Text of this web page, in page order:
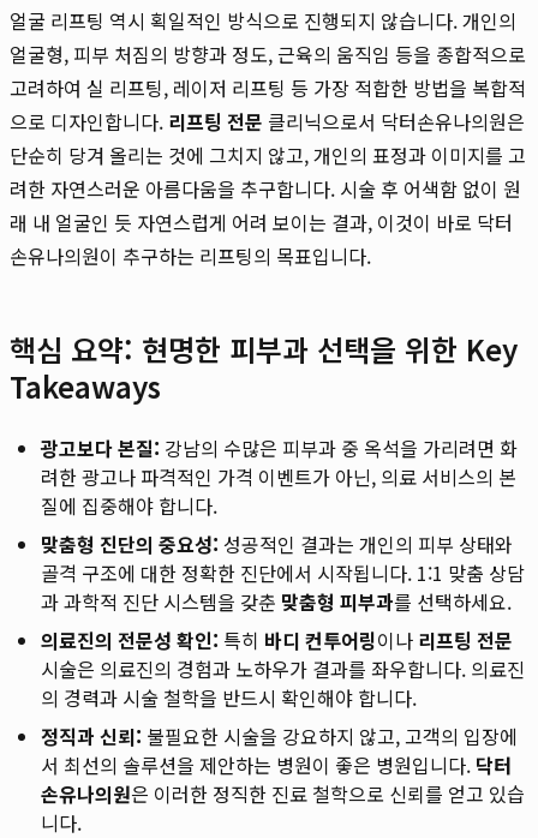
얼굴 리프팅 역시 획일적인 방식으로 진행되지 않습니다. 개인의
얼굴형, 피부 처짐의 방향과 정도, 근육의 움직임 등을 종합적으로
고려하여 실 리프팅, 레이저 리프팅 등 가장 적합한 방법을 복합적
으로 디자인합니다. 리프팅 전문 클리닉으로서 닥터손유나의원은
단순히 당겨 올리는 것에 그치지 않고, 개인의 표정과 이미지를 고
려한 자연스러운 아름다움을 추구합니다. 시술 후 어색함 없이 원
래 내 얼굴인 듯 자연스럽게 어려 보이는 결과, 이것이 바로 닥터
손유나의원이 추구하는 리프팅의 목표입니다.
핵심 요약: 현명한 피부과 선택을 위한 Key
Takeaways
광고보다 본질: 강남의 수많은 피부과 중 옥석을 가리려면 화
려한 광고나 파격적인 가격 이벤트가 아닌, 의료 서비스의 본
질에 집중해야 합니다.
맞춤형 진단의 중요성: 성공적인 결과는 개인의 피부 상태와
골격 구조에 대한 정확한 진단에서 시작됩니다. 1:1 맞춤 상담
과 과학적 진단 시스템을 갖춘 맞춤형 피부과를 선택하세요.
의료진의 전문성 확인: 특히 바디 컨투어링이나 리프팅 전문
시술은 의료진의 경험과 노하우가 결과를 좌우합니다. 의료진
의 경력과 시술 철학을 반드시 확인해야 합니다.
정직과 신뢰: 불필요한 시술을 강요하지 않고, 고객의 입장에
서 최선의 솔루션을 제안하는 병원이 좋은 병원입니다. 닥터
손유나의원은 이러한 정직한 진료 철학으로 신뢰를 얻고 있습
니다.